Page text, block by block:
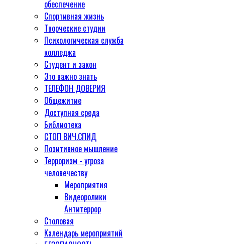
обеспечение
Спортивная жизнь
Творческие студии
Психологическая служба
колледжа
Студент и закон
Это важно знать
ТЕЛЕФОН ДОВЕРИЯ
Общежитие
Доступная среда
Библиотека
СТОП ВИЧ.СПИД
Позитивное мышление
Терроризм - угроза
человечеству
Мероприятия
Видеоролики
Антитеррор
Столовая
Календарь мероприятий